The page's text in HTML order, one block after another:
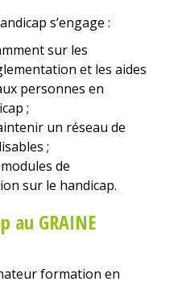
s’engage :
sur les
et les aides
personnes en
;
un réseau de
;
de
sur le handicap.
au GRAINE
formation en